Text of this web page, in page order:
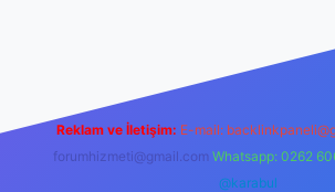
Reklam ve İletişim: E-mail:
forumhizmeti@gmail.com Whatsapp: 0262
@karabul